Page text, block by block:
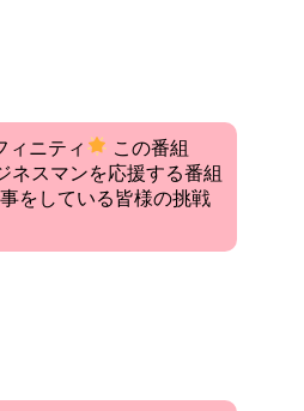
ィニティ
この番組
ネスマンを応援する番組
をしている皆様の挑戦